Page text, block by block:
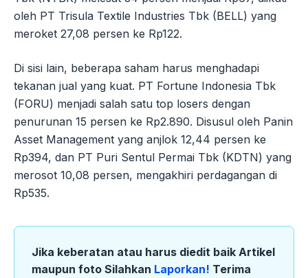
oleh PT Trisula Textile Industries Tbk (BELL) yang
meroket 27,08 persen ke Rp122.
Di sisi lain, beberapa saham harus menghadapi
tekanan jual yang kuat. PT Fortune Indonesia Tbk
(FORU) menjadi salah satu top losers dengan
penurunan 15 persen ke Rp2.890. Disusul oleh Panin
Asset Management yang anjlok 12,44 persen ke
Rp394, dan PT Puri Sentul Permai Tbk (KDTN) yang
merosot 10,08 persen, mengakhiri perdagangan di
Rp535.
Jika keberatan atau harus diedit baik Artikel
maupun foto Silahkan Laporkan! Terima